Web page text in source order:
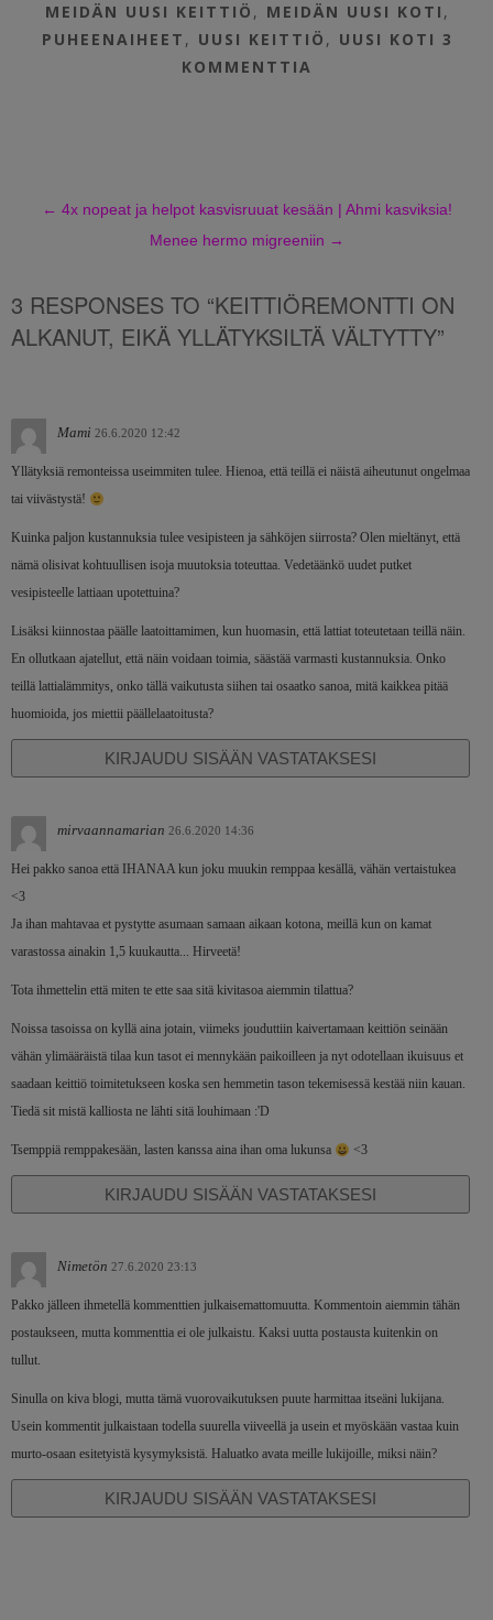
MEIDÄN UUSI KEITTIÖ , MEIDÄN UUSI KOTI ,
PUHEENAIHEET , UUSI KEITTIÖ , UUSI KOTI 3
KOMMENTTIA
← 4x nopeat ja helpot kasvisruuat kesään | Ahmi kasviksia!
Menee hermo migreeniin →
3 RESPONSES TO “KEITTIÖREMONTTI ON
ALKANUT, EIKÄ YLLÄTYKSILTÄ VÄLTYTTY”
Mami 26.6.2020 12:42
Yllätyksiä remonteissa useimmiten tulee. Hienoa, että teillä ei näistä aiheutunut ongelmaa
tai viivästystä!
Kuinka paljon kustannuksia tulee vesipisteen ja sähköjen siirrosta? Olen mieltänyt, että
nämä olisivat kohtuullisen isoja muutoksia toteuttaa. Vedetäänkö uudet putket
vesipisteelle lattiaan upotettuina?
Lisäksi kiinnostaa päälle laatoittamimen, kun huomasin, että lattiat toteutetaan teillä näin.
En ollutkaan ajatellut, että näin voidaan toimia, säästää varmasti kustannuksia. Onko
teillä lattialämmitys, onko tällä vaikutusta siihen tai osaatko sanoa, mitä kaikkea pitää
huomioida, jos miettii päällelaatoitusta?
KIRJAUDU SISÄÄN VASTATAKSESI
mirvaannamarian 26.6.2020 14:36
Hei pakko sanoa että IHANAA kun joku muukin remppaa kesällä, vähän vertaistukea
<3
Ja ihan mahtavaa et pystytte asumaan samaan aikaan kotona, meillä kun on kamat
varastossa ainakin 1,5 kuukautta... Hirveetä!
Tota ihmettelin että miten te ette saa sitä kivitasoa aiemmin tilattua?
Noissa tasoissa on kyllä aina jotain, viimeks jouduttiin kaivertamaan keittiön seinään
vähän ylimääräistä tilaa kun tasot ei mennykään paikoilleen ja nyt odotellaan ikuisuus et
saadaan keittiö toimitetukseen koska sen hemmetin tason tekemisessä kestää niin kauan.
Tiedä sit mistä kalliosta ne lähti sitä louhimaan :'D
Tsemppiä remppakesään, lasten kanssa aina ihan oma lukunsa <3
KIRJAUDU SISÄÄN VASTATAKSESI
Nimetön 27.6.2020 23:13
Pakko jälleen ihmetellä kommenttien julkaisemattomuutta. Kommentoin aiemmin tähän
postaukseen, mutta kommenttia ei ole julkaistu. Kaksi uutta postausta kuitenkin on
tullut.
Sinulla on kiva blogi, mutta tämä vuorovaikutuksen puute harmittaa itseäni lukijana.
Usein kommentit julkaistaan todella suurella viiveellä ja usein et myöskään vastaa kuin
murto-osaan esitetyistä kysymyksistä. Haluatko avata meille lukijoille, miksi näin?
KIRJAUDU SISÄÄN VASTATAKSESI